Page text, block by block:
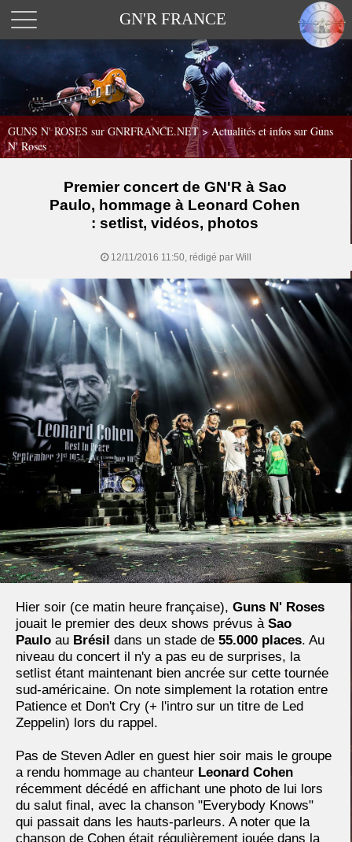
GN'R FRANCE
GUNS N' ROSES sur GNRFRANCE.NET>Actualités et infos sur Guns
N' Roses
Premier concert de GN'R à Sao
Paulo, hommage à Leonard Cohen
: setlist, vidéos, photos
12/11/2016 11:50, rédigé par Will
Hier soir (ce matin heure française), Guns N' Roses
jouait le premier des deux shows prévus à Sao
Paulo au Brésil dans un stade de 55.000 places. Au
niveau du concert il n'y a pas eu de surprises, la
setlist étant maintenant bien ancrée sur cette tournée
sud-américaine. On note simplement la rotation entre
Patience et Don't Cry (+ l'intro sur un titre de Led
Zeppelin) lors du rappel.
Pas de Steven Adler en guest hier soir mais le groupe
a rendu hommage au chanteur Leonard Cohen
récemment décédé en affichant une photo de lui lors
du salut final, avec la chanson "Everybody Knows"
qui passait dans les hauts-parleurs. A noter que la
chanson de Cohen était régulièrement jouée dans la